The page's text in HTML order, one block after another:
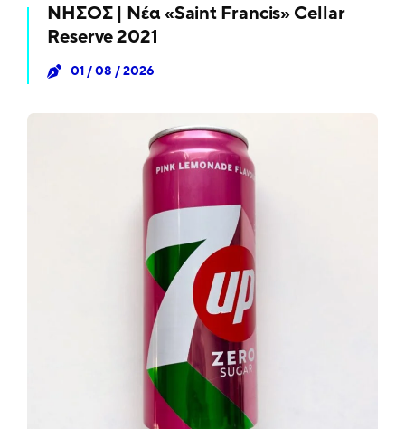
ΝΗΣΟΣ | Νέα «Saint Francis» Cellar
Reserve 2021
01 / 08 / 2026